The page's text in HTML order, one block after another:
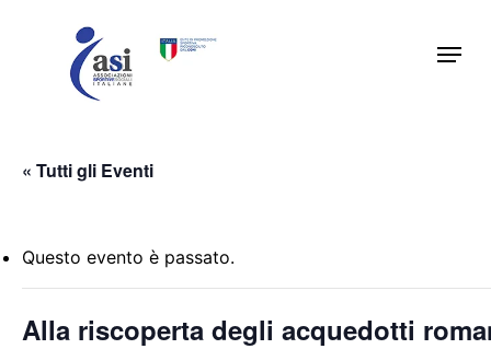
Menu
« Tutti gli Eventi
Questo evento è passato.
Alla riscoperta degli acquedotti